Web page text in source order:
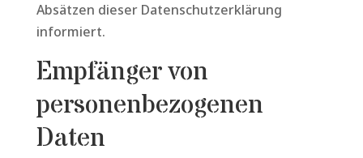
Absätzen dieser Datenschutzerklärung
informiert.
Empfänger von
personenbezogenen
Daten